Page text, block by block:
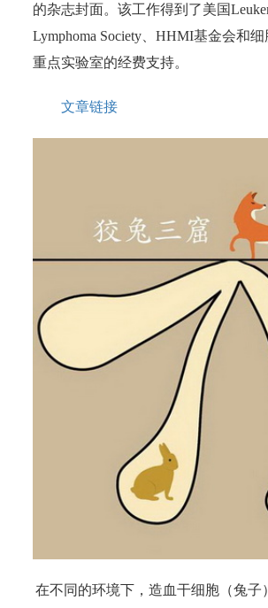
的杂志封面。该工作得到了美国
Lymphoma Society、HHMI基金会和
重点实验室的经费支持。
文章链接
在不同的环境下，造血干细胞（兔子